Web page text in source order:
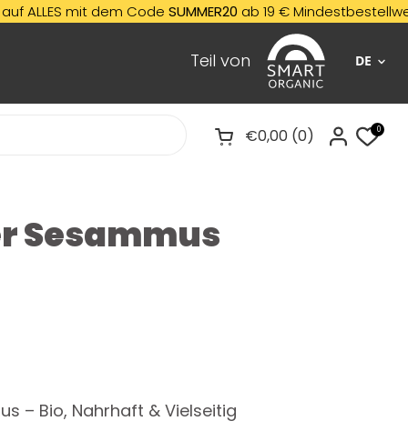
mit dem Code SUMMER20ab 19 € Mindestbestellwert! ✨
Teil von DE
Warenkorb öffnen
€0,00 0 0
Sesammus
– Bio, Nahrhaft & Vielseitig